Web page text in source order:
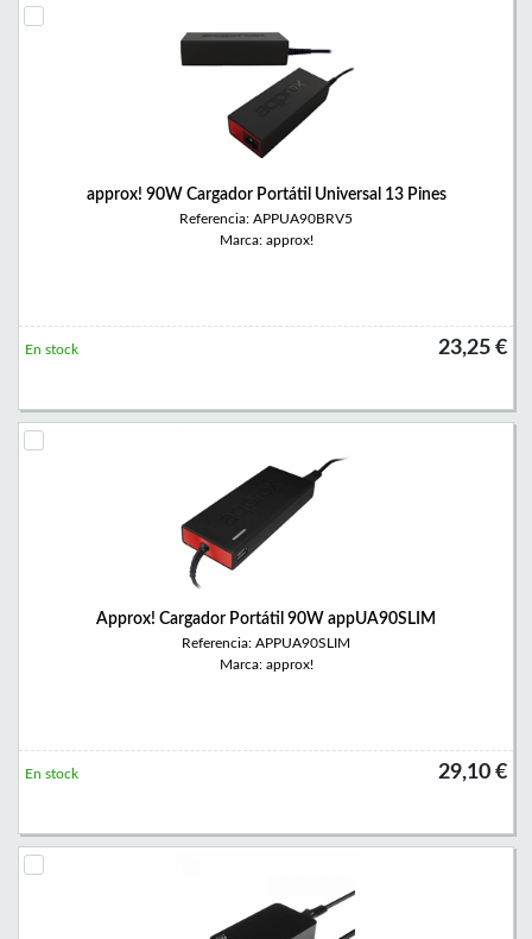
approx! 90W Cargador Portátil Universal 13 Pines
Referencia: APPUA90BRV5
Marca: approx!
23,25 €
En stock
Approx! Cargador Portátil 90W appUA90SLIM
Referencia: APPUA90SLIM
Marca: approx!
29,10 €
En stock